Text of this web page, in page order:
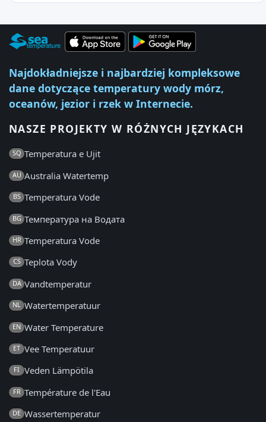
Najdokładniejsze i najbardziej kompleksowe
dane dotyczące temperatury wody mórz,
oceanów, jezior i rzek w Internecie.
NASZE PROJEKTY W RÓŻNYCH JĘZYKACH
SQ Temperatura e Ujit
AU Australia Watertemp
BS Temperatura Vode
BG Температура на Водата
HR Temperatura Vode
CS Teplota Vody
DA Vandtemperatur
NL Watertemperatuur
EN Water Temperature
ET Vee Temperatuur
FI Veden Lämpötila
FR Température de l'Eau
DE Wassertemperatur